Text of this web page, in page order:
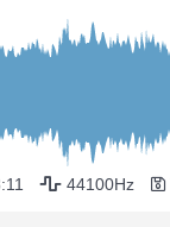
44100Hz